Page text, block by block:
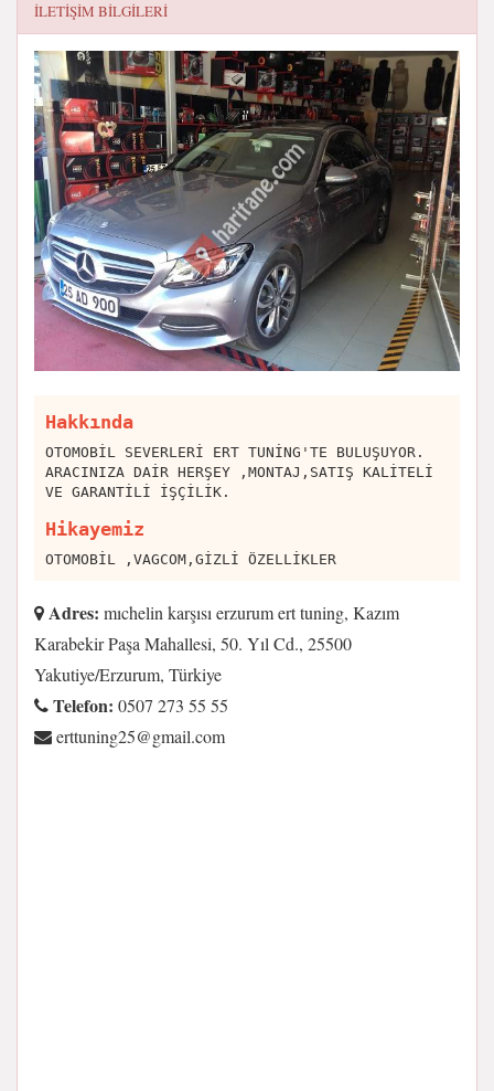
ILETIŞIM BILGILERI
Hakkında
OTOMOBİL SEVERLERİ ERT TUNİNG'TE BULUŞUYOR.
ARACINIZA DAİR HERŞEY ,MONTAJ,SATIŞ KALİTELİ
VE GARANTİLİ İŞÇİLİK.
Hikayemiz
OTOMOBİL ,VAGCOM,GİZLİ ÖZELLİKLER
Adres: mıchelin karşısı erzurum ert tuning, Kazım
Karabekir Paşa Mahallesi, 50. Yıl Cd., 25500
Yakutiye/Erzurum, Türkiye
Telefon: 0507 273 55 55
moc.liamg@52gninuttre